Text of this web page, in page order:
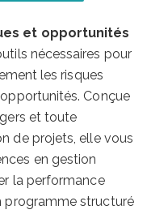
et opportunités
nécessaires pour
les risques
Conçue
et toute
de projets, elle vous
en gestion
la performance
programme structuré